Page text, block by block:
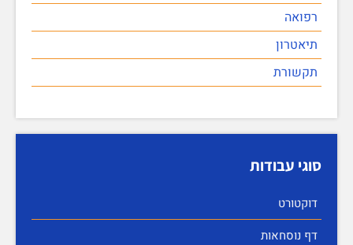
רפואה
תיאטרון
תקשורת
סוגי עבודות
דוקטורט
דף נוסחאות